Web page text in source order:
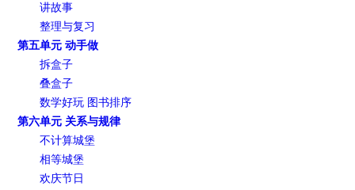
讲故事
整理与复习
第五单元 动手做
拆盒子
叠盒子
数学好玩 图书排序
第六单元 关系与规律
不计算城堡
相等城堡
欢庆节日